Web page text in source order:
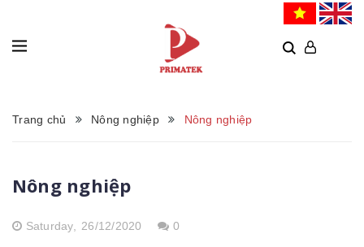
Trang chủ Nông nghiệp Nông nghiệp
Nông nghiệp
Saturday, 26/12/2020 0